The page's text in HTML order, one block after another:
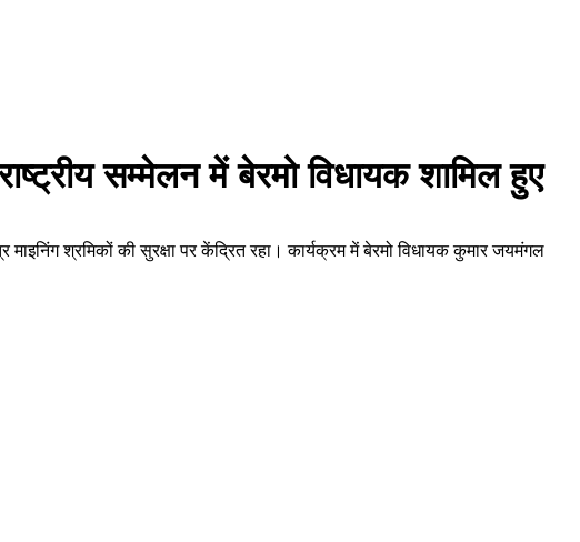
सम्मेलन में बेरमो विधायक शामिल हुए
श्रमिकों की सुरक्षा पर केंद्रित रहा। कार्यक्रम में बेरमो विधायक कुमार जयमंगल